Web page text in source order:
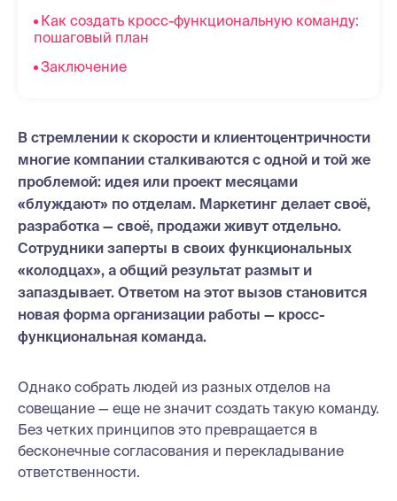
Как создать кросс-функциональную команду:
пошаговый план
Заключение
В стремлении к скорости и клиентоцентричности
многие компании сталкиваются с одной и той же
проблемой: идея или проект месяцами
«блуждают» по отделам. Маркетинг делает своё,
разработка — своё, продажи живут отдельно.
Сотрудники заперты в своих функциональных
«колодцах», а общий результат размыт и
запаздывает. Ответом на этот вызов становится
новая форма организации работы — кросс-
функциональная команда.
Однако собрать людей из разных отделов на
совещание — еще не значит создать такую команду.
Без четких принципов это превращается в
бесконечные согласования и перекладывание
ответственности.